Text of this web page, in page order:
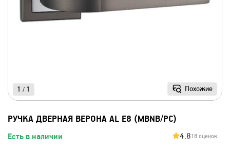
Похожие
1 / 1
РУЧКА ДВЕРНАЯ ВЕРОНА AL E8 (MBNB/PC)
Есть в наличии 4.818 оценок